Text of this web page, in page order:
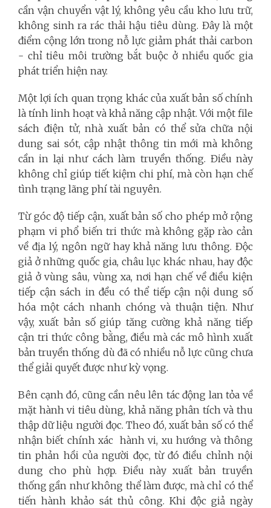
cần vận chuyển vật lý, không yêu cầu kho lưu trữ,
không sinh ra rác thải hậu tiêu dùng. Đây là một
điểm cộng lớn trong nỗ lực giảm phát thải carbon
- chỉ tiêu môi trường bắt buộc ở nhiều quốc gia
phát triển hiện nay.
Một lợi ích quan trọng khác của xuất bản số chính
là tính linh hoạt và khả năng cập nhật. Với một file
sách điện tử, nhà xuất bản có thể sửa chữa nội
dung sai sót, cập nhật thông tin mới mà không
cần in lại như cách làm truyền thống. Điều này
không chỉ giúp tiết kiệm chi phí, mà còn hạn chế
tình trạng lãng phí tài nguyên.
Từ góc độ tiếp cận, xuất bản số cho phép mở rộng
phạm vi phổ biến tri thức mà không gặp rào cản
về địa lý, ngôn ngữ hay khả năng lưu thông. Độc
giả ở những quốc gia, châu lục khác nhau, hay độc
giả ở vùng sâu, vùng xa, nơi hạn chế về điều kiện
tiếp cận sách in đều có thể tiếp cận nội dung số
hóa một cách nhanh chóng và thuận tiện. Như
vậy, xuất bản số giúp tăng cường khả năng tiếp
cận tri thức công bằng, điều mà các mô hình xuất
bản truyền thống dù đã có nhiều nỗ lực cũng chưa
thể giải quyết được như kỳ vọng.
Bên cạnh đó, cũng cần nêu lên tác động lan tỏa về
mặt hành vi tiêu dùng, khả năng phân tích và thu
thập dữ liệu người đọc. Theo đó, xuất bản số có thể
nhận biết chính xác hành vi, xu hướng và thông
tin phản hồi của người đọc, từ đó điều chỉnh nội
dung cho phù hợp. Điều này xuất bản truyền
thống gần như không thể làm được, mà chỉ có thể
tiến hành khảo sát thủ công. Khi độc giả ngày